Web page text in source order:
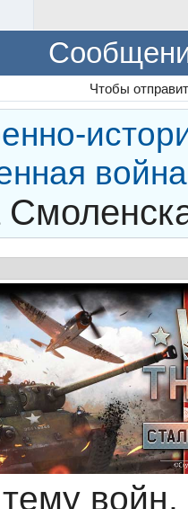
Чтобы
войн,